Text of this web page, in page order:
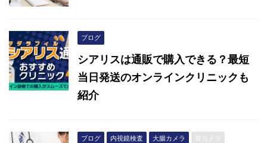
ブログ
シアリスは通販で購入できる？最短
当日発送のオンラインクリニックも
紹介
ブログ 内視鏡検査 大腸カメラ 胃カメラ